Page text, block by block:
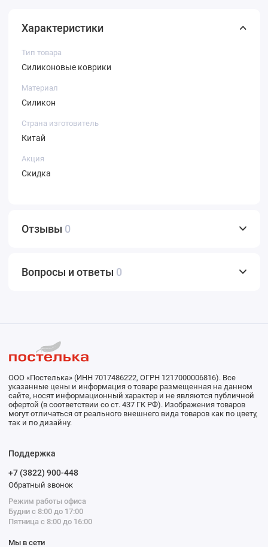
Характеристики
Тип товара
Силиконовые коврики
Материал
Силикон
Страна изготовитель
Китай
Акция
Скидка
Отзывы 0
Вопросы и ответы 0
ООО «Постелька» (ИНН 7017486222, ОГРН 1217000006816). Все
указанные цены и информация о товаре размещенная на данном
сайте, носят информационный характер и не являются публичной
офертой (в соответствии со ст. 437 ГК РФ). Изображения товаров
могут отличаться от реального внешнего вида товаров как по цвету,
так и по дизайну.
Поддержка
+7 (3822) 900-448
Обратный звонок
Режим работы офиса
Будни с 8:00 до 17:00
Пятница с 8:00 до 16:00
Мы в сети